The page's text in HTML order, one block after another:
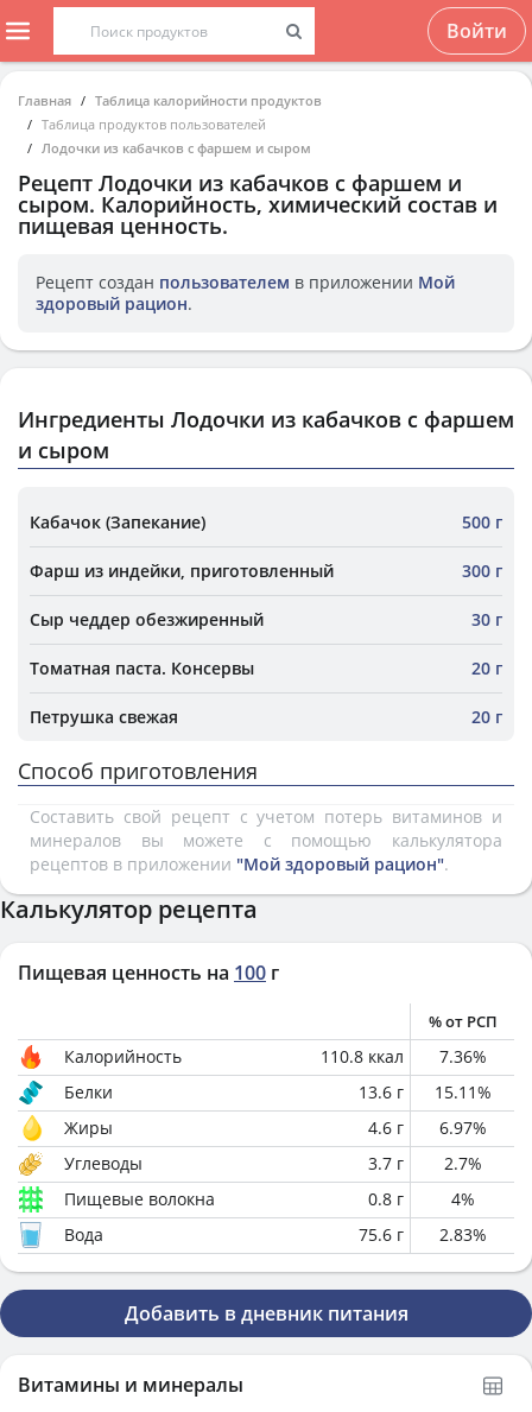
Войти
Главная
Таблица калорийности продуктов
Таблица продуктов пользователей
Лодочки из кабачков с фаршем и сыром
Рецепт Лодочки из кабачков с фаршем и
сыром. Калорийность, химический состав и
пищевая ценность.
Рецепт создан пользователем в приложении Мой
здоровый рацион.
Ингредиенты Лодочки из кабачков с фаршем
и сыром
Кабачок (Запекание) 500 г
Фарш из индейки, приготовленный 300 г
Сыр чеддер обезжиренный 30 г
Томатная паста. Консервы 20 г
Петрушка свежая 20 г
Способ приготовления
Составить свой рецепт с учетом потерь витаминов и
минералов вы можете с помощью калькулятора
рецептов в приложении "Мой здоровый рацион".
Калькулятор рецепта
Пищевая ценность на 100 г
% от РСП
Калорийность 110.8 ккал 7.36%
Белки
13.6 г 15.11%
Жиры
4.6 г 6.97%
Углеводы
3.7 г 2.7%
Пищевые волокна
0.8 г 4%
Вода
75.6 г 2.83%
Добавить в дневник питания
Витамины и минералы